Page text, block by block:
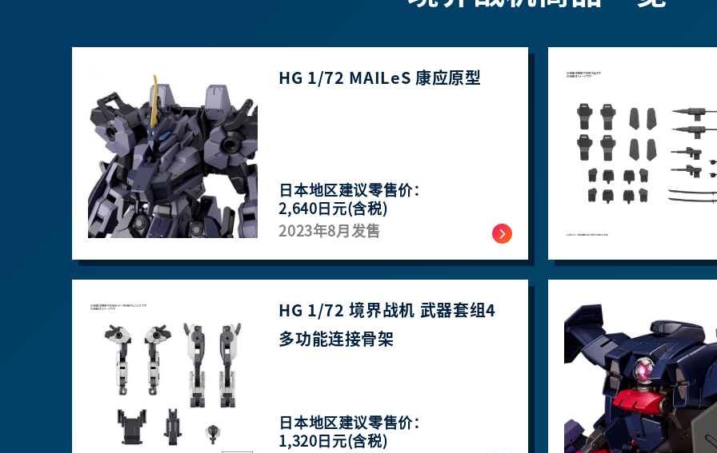
HG 1/72 MAILeS 康应原型
日本地区建议零售价：
2,640日元(含税)
2023年8月发售
HG 1/72 境界战机 武器套组4
多功能连接骨架
日本地区建议零售价：
1,320日元(含税)